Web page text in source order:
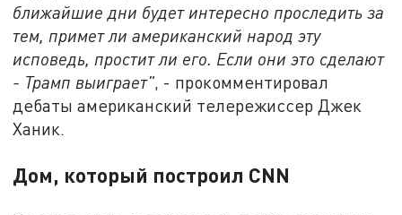
ближайшие дни будет интересно проследить за
тем, примет ли американский народ эту
исповедь, простит ли его. Если они это сделают
- Трамп выиграет", - прокомментировал
дебаты американский телережиссер Джек
Ханик.
Дом, который построил CNN